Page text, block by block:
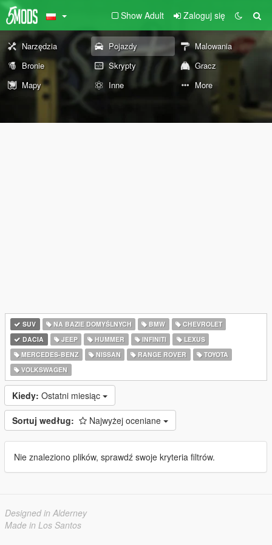
Show Adult Zaloguj się
Narzędzia Pojazdy
Malowania
Bronie
Skrypty
Gracz
Mapy
Inne More
SUV NA BAZIE DOMYŚLNYCH BMW
CHEVROLET
DACIA
JEEP HUMMER INFINITI
LEXUS
MERCEDES-BENZ
NISSAN RANGE ROVER
TOYOTA
VOLKSWAGEN
Kiedy: Ostatni miesiąc
Sortuj według: Najwyżej oceniane
Nie znaleziono plików, sprawdź swoje kryteria filtrów.
Designed in Alderney
Made in Los Santos